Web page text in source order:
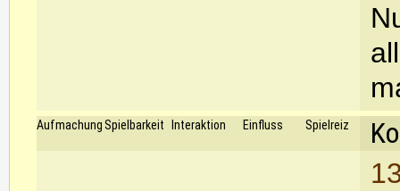
Aufmachung Spielbarkeit Interaktion Einfluss Spielreiz